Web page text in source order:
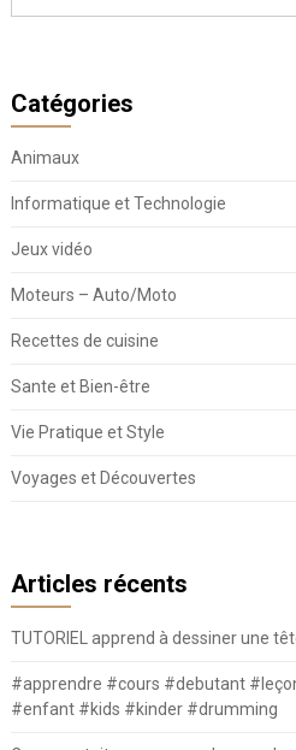
Catégories
Animaux
Informatique et Technologie
Jeux vidéo
Moteurs – Auto/Moto
Recettes de cuisine
Sante et Bien-être
Vie Pratique et Style
Voyages et Découvertes
Articles récents
TUTORIEL apprend à dessiner une
#apprendre #cours #debutant
#enfant #kids #kinder #drumming